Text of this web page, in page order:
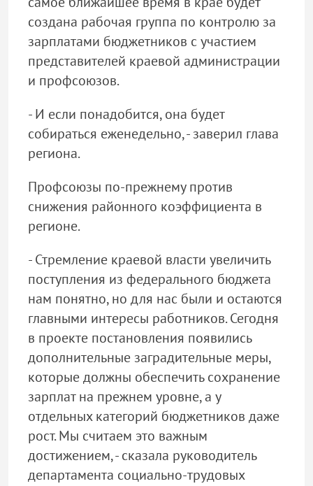
создана рабочая группа по контролю за
зарплатами бюджетников с участием
представителей краевой администрации
и профсоюзов.
- И если понадобится, она будет
собираться еженедельно, - заверил глава
региона.
Профсоюзы по-прежнему против
снижения районного коэффициента в
регионе.
- Стремление краевой власти увеличить
поступления из федерального бюджета
нам понятно, но для нас были и остаются
главными интересы работников. Сегодня
в проекте постановления появились
дополнительные заградительные меры,
которые должны обеспечить сохранение
зарплат на прежнем уровне, а у
отдельных категорий бюджетников даже
рост. Мы считаем это важным
достижением, - сказала руководитель
департамента социально-трудовых